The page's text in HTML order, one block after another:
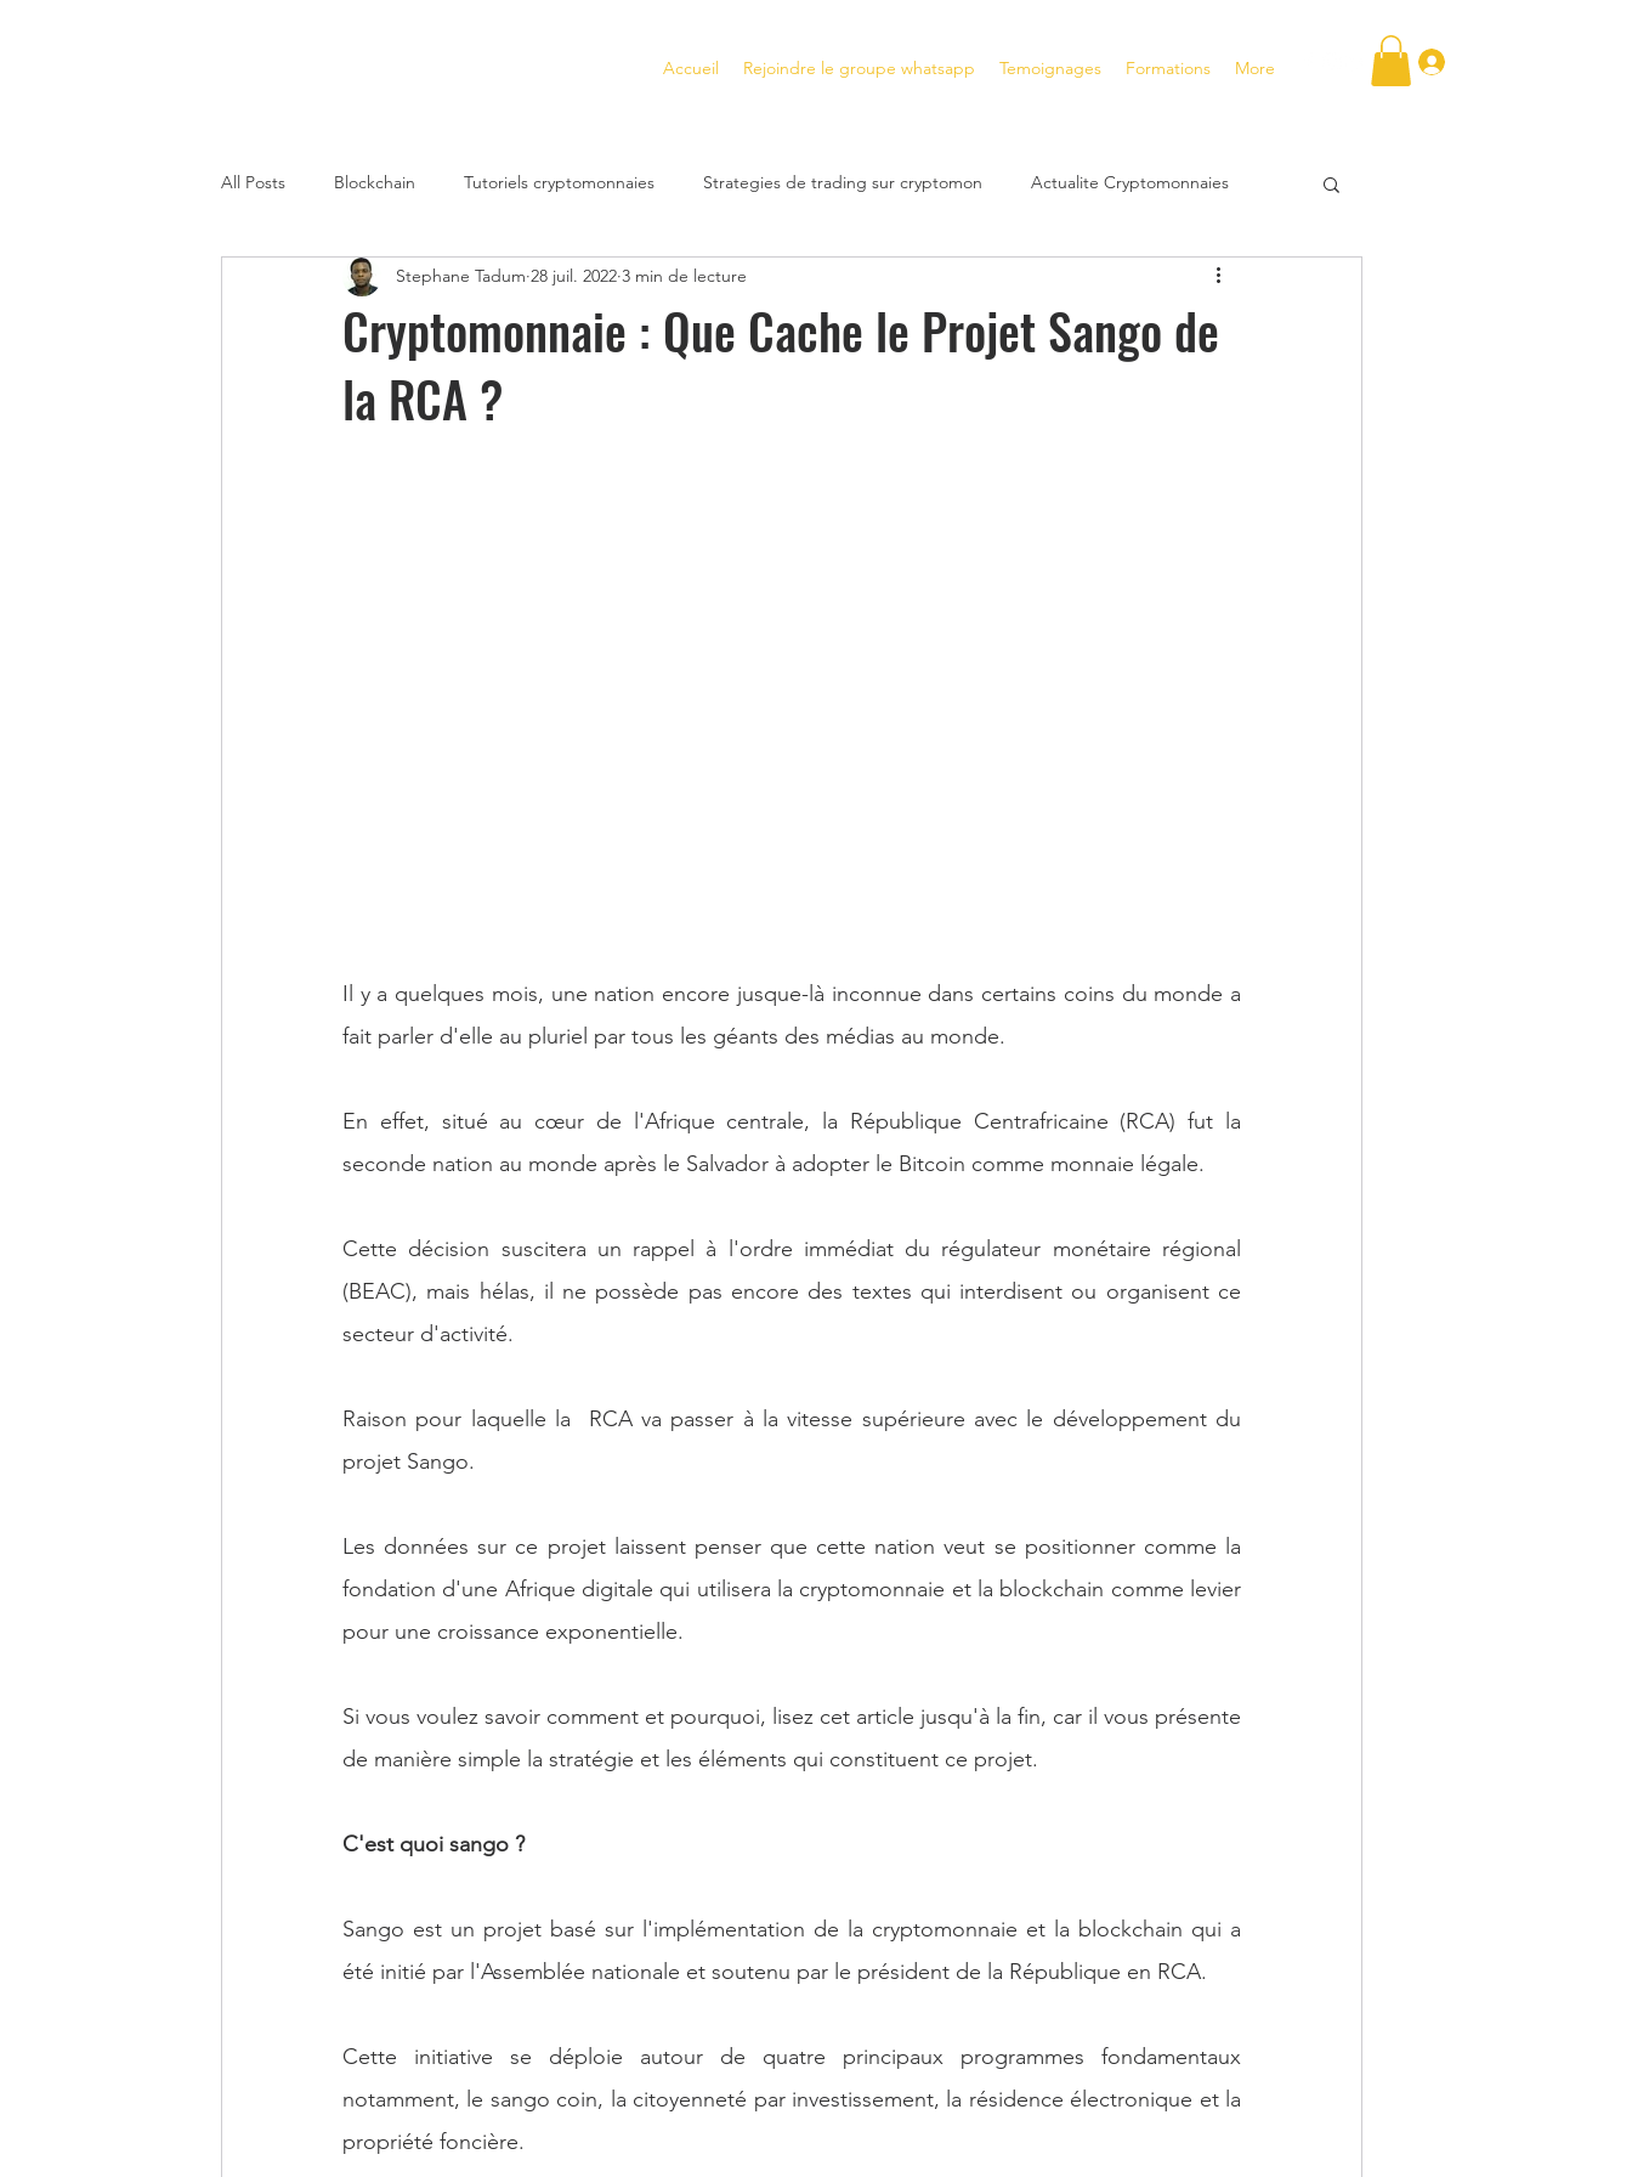
Accueil Rejoindre le groupe whatsapp Temoignages Formations More
All Posts Blockchain Tutoriels cryptomonnaies Strategies de trading sur cryptomon Actualite Cryptomonnaies
Strategies de Trading sur Crypto Plateformes de trading crypto
Gagner de l'Argent avec la Metavers
Cryptomonnaie : Que Cache le Projet Sango de
la RCA ?
Stephane Tadum 28 juil. 2022 3 min de lecture
Il y a quelques mois, une nation encore jusque-là inconnue dans certains coins du monde a
fait parler d'elle au pluriel par tous les géants des médias au monde.
En effet, situé au cœur de l'Afrique centrale, la République Centrafricaine (RCA) fut la
seconde nation au monde après le Salvador à adopter le Bitcoin comme monnaie légale.
Cette décision suscitera un rappel à l'ordre immédiat du régulateur monétaire régional
(BEAC), mais hélas, il ne possède pas encore des textes qui interdisent ou organisent ce
secteur d'activité.
Raison pour laquelle la  RCA va passer à la vitesse supérieure avec le développement du
projet Sango.
Les données sur ce projet laissent penser que cette nation veut se positionner comme la
fondation d'une Afrique digitale qui utilisera la cryptomonnaie et la blockchain comme levier
pour une croissance exponentielle.
Si vous voulez savoir comment et pourquoi, lisez cet article jusqu'à la fin, car il vous présente
de manière simple la stratégie et les éléments qui constituent ce projet.
C'est quoi sango ?
Sango est un projet basé sur l'implémentation de la cryptomonnaie et la blockchain qui a
été initié par l'Assemblée nationale et soutenu par le président de la République en RCA.
Cette initiative se déploie autour de quatre principaux programmes fondamentaux
notamment, le sango coin, la citoyenneté par investissement, la résidence électronique et la
propriété foncière.